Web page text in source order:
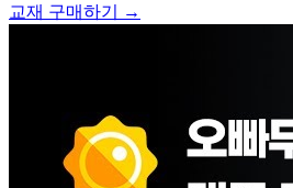
교재 구매하기 →